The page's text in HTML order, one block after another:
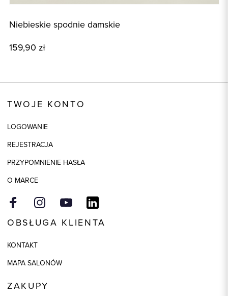
Niebieskie spodnie damskie
159,90 zł
TWOJE KONTO
LOGOWANIE
REJESTRACJA
PRZYPOMNIENIE HASŁA
O MARCE
OBSŁUGA KLIENTA
KONTAKT
MAPA SALONÓW
ZAKUPY